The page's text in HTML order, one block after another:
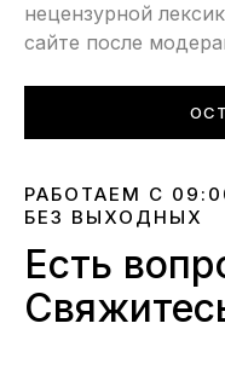
нецензурной
сайте после
РАБОТАЕМ С
БЕЗ ВЫХОДНЫХ
Есть